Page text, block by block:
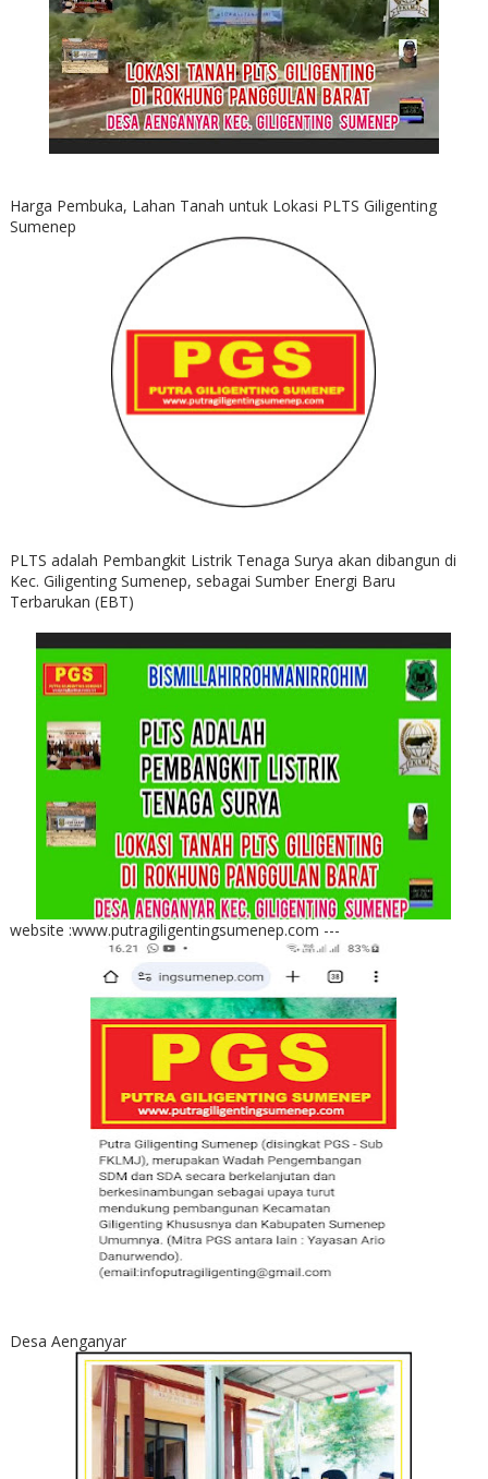
Harga Pembuka, Lahan Tanah untuk Lokasi PLTS Giligenting
Sumenep
PLTS adalah Pembangkit Listrik Tenaga Surya akan dibangun di
Kec. Giligenting Sumenep, sebagai Sumber Energi Baru
Terbarukan (EBT)
website :www.putragiligentingsumenep.com ---
Desa Aenganyar